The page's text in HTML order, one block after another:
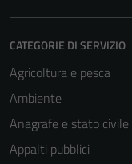
CATEGORIE DI SERVIZIO
Agricoltura e pesca
Ambiente
Anagrafe e stato civile
Appalti pubblici